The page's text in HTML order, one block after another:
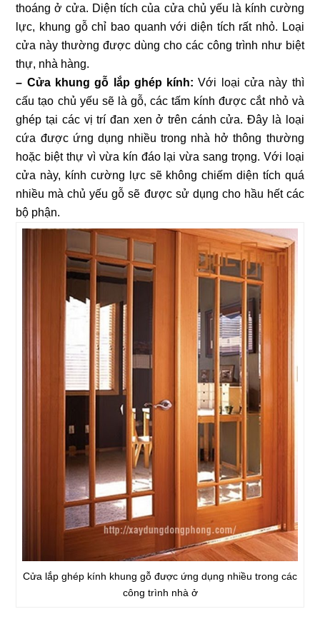
thoáng ở cửa. Diện tích của cửa chủ yếu là kính cường
lực, khung gỗ chỉ bao quanh với diện tích rất nhỏ. Loại
cửa này thường được dùng cho các công trình như biệt
thự, nhà hàng.
– Cửa khung gỗ lắp ghép kính:Với loại cửa này thì
cấu tạo chủ yếu sẽ là gỗ, các tấm kính được cắt nhỏ và
ghép tại các vị trí đan xen ở trên cánh cửa. Đây là loại
cứa được ứng dụng nhiều trong nhà hở thông thường
hoặc biệt thự vì vừa kín đáo lại vừa sang trọng. Với loại
cửa này, kính cường lực sẽ không chiếm diện tích quá
nhiều mà chủ yếu gỗ sẽ được sử dụng cho hầu hết các
bộ phận.
Cửa lắp ghép kính khung gỗ được ứng dụng nhiều trong các
công trình nhà ở